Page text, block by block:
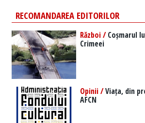
RECOMANDAREA EDITORILOR
Război /Coșmarul
Crimeei
Opinii /Viața, din
AFCN